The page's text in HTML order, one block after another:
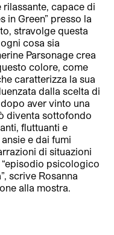
capace di
in Green” presso la
stravolge questa
cosa sia
Parsonage crea
colore, come
caratterizza la sua
dalla scelta di
aver vinto una
diventa sottofondo
fluttuanti e
e dai fumi
di situazioni
psicologico
scrive Rosanna
alla mostra.